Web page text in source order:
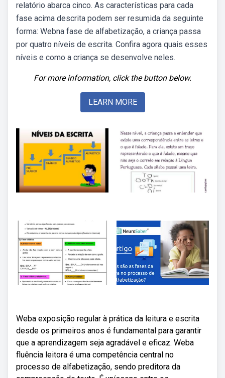
relatório abarca cinco. As características para cada
fase acima descrita podem ser resumida da seguinte
forma: Webna fase de alfabetização, a criança passa
por quatro níveis de escrita. Confira agora quais esses
níveis e como a criança se desenvolve neles.
For more information, click the button below.
LEARN MORE
Weba exposição regular à prática da leitura e escrita
desde os primeiros anos é fundamental para garantir
que a aprendizagem seja agradável e eficaz. Weba
fluência leitora é uma competência central no
processo de alfabetização, sendo preditora da